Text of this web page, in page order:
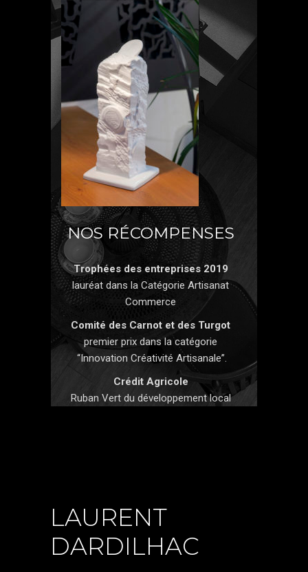
NOS RÉCOMPENSES
Trophées des entreprises 2019
lauréat dans la Catégorie Artisanat
Commerce
Comité des Carnot et des Turgot
premier prix dans la catégorie
“Innovation Créativité Artisanale”.
Crédit Agricole
Ruban Vert du développement local
LAURENT
DARDILHAC